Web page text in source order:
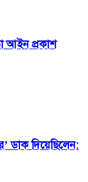
আইন প্রকাশ
ডাক দিয়েছিলেন: